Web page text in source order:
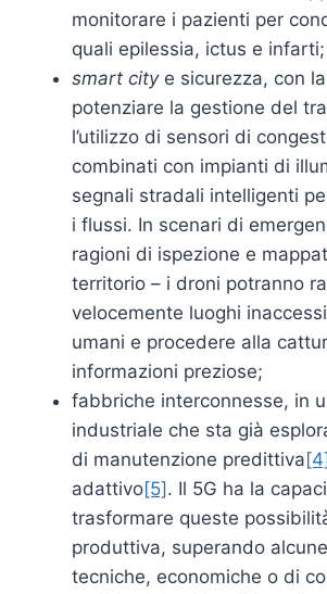
monitorare i pazienti per
quali epilessia, ictus e infarti;
smart citye sicurezza, con
potenziare la gestione del
l’utilizzo di sensori di
combinati con impianti di
segnali stradali intelligenti
i flussi. In scenari di
ragioni di ispezione e
territorio – i droni potranno
velocemente luoghi
umani e procedere alla
informazioni preziose;
fabbriche interconnesse, in
industriale che sta già
di manutenzione predittiva
adattivo[5]. Il 5G ha la
trasformare queste
produttiva, superando
tecniche, economiche o di